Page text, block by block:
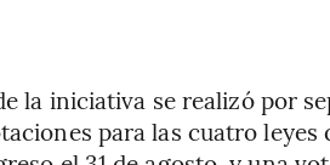
la iniciativa se realizó por
para las cuatro